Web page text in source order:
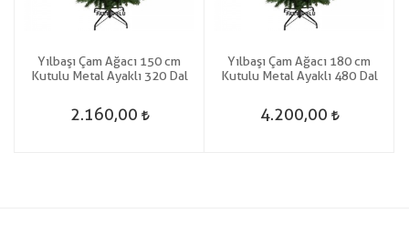
Yılbaşı Çam Ağacı 150 cm
Kutulu Metal Ayaklı 320 Dal
2.160,00
Yılbaşı Çam Ağacı 180 cm
Kutulu Metal Ayaklı 480 Dal
4.200,00